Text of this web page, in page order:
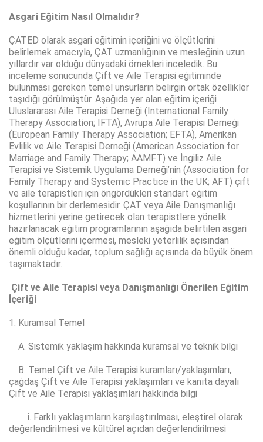
Asgari Eğitim Nasıl Olmalıdır?
ÇATED olarak asgari eğitimin içeriğini ve ölçütlerini
belirlemek amacıyla, ÇAT uzmanlığının ve mesleğinin uzun
yıllardır var olduğu dünyadaki örnekleri inceledik. Bu
inceleme sonucunda Çift ve Aile Terapisi eğitiminde
bulunması gereken temel unsurların belirgin ortak özellikler
taşıdığı görülmüştür. Aşağıda yer alan eğitim içeriği
Uluslararası Aile Terapisi Derneği (International Family
Therapy Association; IFTA), Avrupa Aile Terapisi Derneği
(European Family Therapy Association; EFTA), Amerikan
Evlilik ve Aile Terapisi Derneği (American Association for
Marriage and Family Therapy; AAMFT) ve İngiliz Aile
Terapisi ve Sistemik Uygulama Derneği’nin (Association for
Family Therapy and Systemic Practice in the UK; AFT) çift
ve aile terapistleri için öngördükleri standart eğitim
koşullarının bir derlemesidir. ÇAT veya Aile Danışmanlığı
hizmetlerini yerine getirecek olan terapistlere yönelik
hazırlanacak eğitim programlarının aşağıda belirtilen asgari
eğitim ölçütlerini içermesi, mesleki yeterlilik açısından
önemli olduğu kadar, toplum sağlığı açısında da büyük önem
taşımaktadır.
Çift ve Aile Terapisi veya Danışmanlığı Önerilen Eğitim
İçeriği
1. Kuramsal Temel
A. Sistemik yaklaşım hakkında kuramsal ve teknik bilgi
B. Temel Çift ve Aile Terapisi kuramları/yaklaşımları,
çağdaş Çift ve Aile Terapisi yaklaşımları ve kanıta dayalı
Çift ve Aile Terapisi yaklaşımları hakkında bilgi
i. Farklı yaklaşımların karşılaştırılması, eleştirel olarak
değerlendirilmesi ve kültürel açıdan değerlendirilmesi